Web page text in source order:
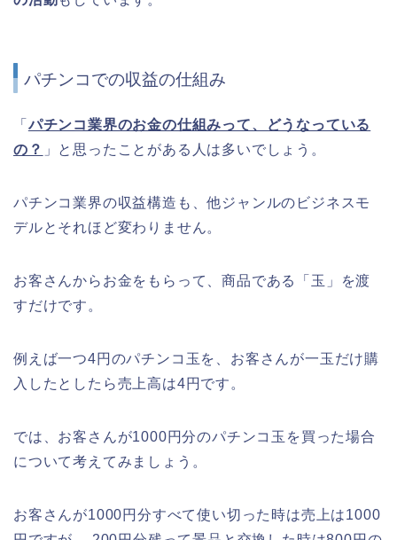
パチンコでの収益の仕組み
「 パチンコ業界のお金の仕組みって、どうなっている
の？ 」と思ったことがある人は多いでしょう。
パチンコ業界の収益構造も、他ジャンルのビジネスモ
デルとそれほど変わりません。
お客さんからお金をもらって、商品である「玉」を渡
すだけです。
例えば一つ4円のパチンコ玉を、お客さんが一玉だけ購
入したとしたら売上高は4円です。
では、お客さんが1000円分のパチンコ玉を買った場合
について考えてみましょう。
お客さんが1000円分すべて使い切った時は売上は1000